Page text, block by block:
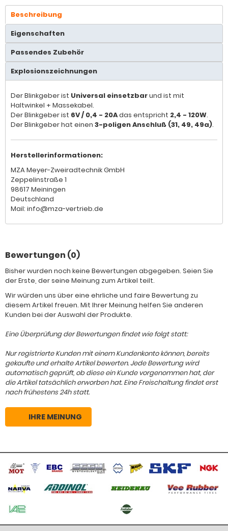
Beschreibung
Eigenschaften
Passendes Zubehör
Explosionszeichnungen
Der Blinkgeber ist Universal einsetzbarund ist mit
Haltwinkel + Massekabel.
Der Blinkgeber ist 6V / 0,4 - 20Adas entspricht 2,4 - 120W.
Der Blinkgeber hat einen 3-poligen Anschluß (31, 49, 49a).
Herstellerinformationen:
MZA Meyer-Zweiradtechnik GmbH
Zeppelinstraße 1
98617 Meiningen
Deutschland
Mail: info@mza-vertrieb.de
Bewertungen (0)
Bisher wurden noch keine Bewertungen abgegeben. Seien Sie
der Erste, der seine Meinung zum Artikel teilt.
Wir würden uns über eine ehrliche und faire Bewertung zu
diesem Artikel freuen. Mit Ihrer Meinung helfen Sie anderen
Kunden bei der Auswahl der Produkte.
Eine Überprüfung der Bewertungen findet wie folgt statt:
Nur registrierte Kunden mit einem Kundenkonto können, bereits
gekaufte und erhalte Artikel bewerten. Jede Bewertung wird
automatisch geprüft, ob diese ein Kunde vorgenommen hat, der
die Artikel tatsächlich erworben hat. Eine Freischaltung findet erst
nach frühestens 24h statt.
IHRE MEINUNG